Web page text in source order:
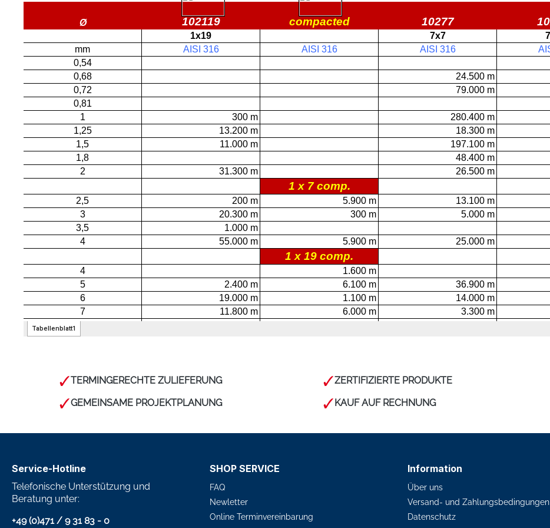
TERMINGERECHTE ZULIEFERUNG ZERTIFIZIERTE PRODUKTE
GEMEINSAME PROJEKTPLANUNG
KAUF AUF RECHNUNG
Service-Hotline
Telefonische Unterstützung und
Beratung unter:
+49 (0)471 / 9 31 83 - 0
SHOP SERVICE
FAQ
Newletter
Online Terminvereinbarung
Information
Über uns
Versand- und Zahlungsbedingungen
Datenschutz